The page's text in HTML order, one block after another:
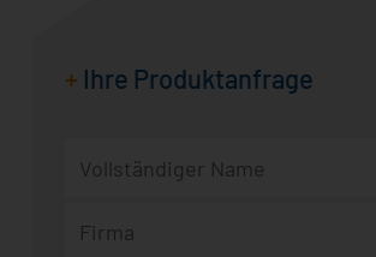
+ Ihre Produktanfrage